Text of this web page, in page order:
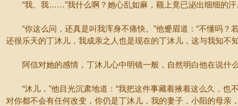
“我、我……”我什么啊？她心乱如麻，额上竟已泌出细细的汗
“你这么问，还真是叫我浑身不痛快。”他蹙眉道：“不懂吗？
还很乐天的丁沐儿，我成亲之人也是现在的丁沐儿，这与我知不
阿信对她的感情，丁沐儿心中明镜一般，自然明白他在说什
“沐儿，”他目光沉肃地道：“我把这件事藏着掖着这么久，也
对你都不会有任何改变，你仍是丁沐儿，我的妻子，小阳的母亲